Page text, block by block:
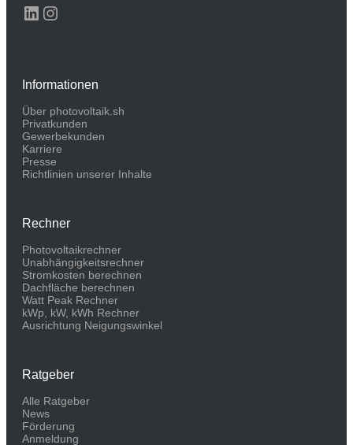
LinkedIn
Instagram
Informationen
Über photovoltaik.sh
Privatkunden
Gewerbekunden
Karriere
Presse
Richtlinien unserer Inhalte
Rechner
Photovoltaikrechner
Unabhängigkeitsrechner
Stromkosten berechnen
Dachfläche berechnen
Watt Peak Rechner
kWp, kW, kWh Rechner
Ausrichtung Neigungswinkel
Ratgeber
Alle Ratgeber
News
Förderung
Anmeldung